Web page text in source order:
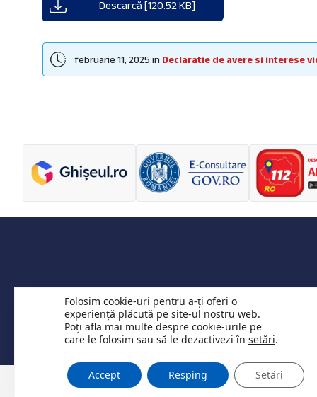
Descarcă [120.52 KB]
februarie 11, 2025 in Declaratie de avere si interese
Vânzări terenuri Componență
© 2026 Website primăria Nădrag județul Timiș. Toate drepturile rezervate
Folosim cookie-uri pentru a-ți oferi o
experiență plăcută pe site-ul nostru web.
Poți afla mai multe despre cookie-urile pe
care le folosim sau să le dezactivezi în setări.
Accept Resping Setări